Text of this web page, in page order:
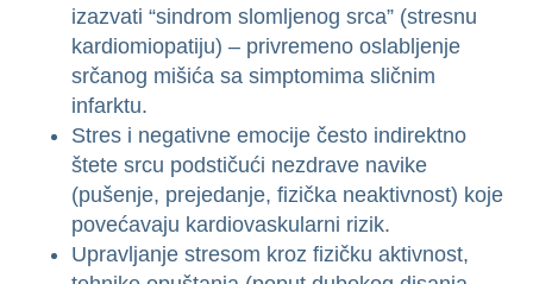
izazvati “sindrom slomljenog srca” (stresnu
kardiomiopatiju) – privremeno oslabljenje
srčanog mišića sa simptomima sličnim
infarktu.
Stres i negativne emocije često indirektno
štete srcu podstičući nezdrave navike
(pušenje, prejedanje, fizička neaktivnost) koje
povećavaju kardiovaskularni rizik.
Upravljanje stresom kroz fizičku aktivnost,